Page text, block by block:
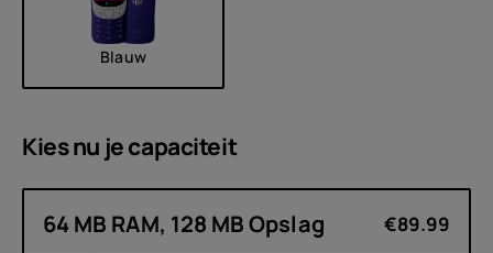
Blauw
Kies nu jecapaciteit
64 MB RAM, 128 MB Opslag €89.99